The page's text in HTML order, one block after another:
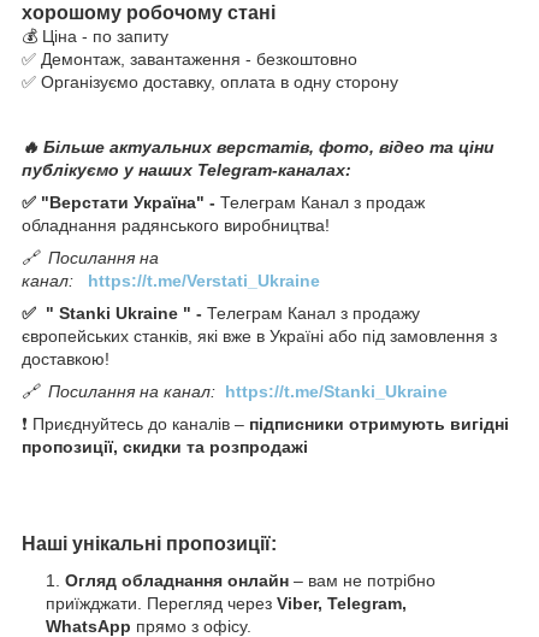
хорошому робочому стані
💰 Ціна - по запиту
✅ Демонтаж, завантаження - безкоштовно
✅ Організуємо доставку, оплата в одну сторону
🔥 Більше актуальних верстатів, фото, відео та ціни
публікуємо у наших Telegram-каналах:
✅ "Верстати Україна" - Телеграм Канал з продаж
обладнання радянського виробництва!
🔗 Посилання на
канал: https://t.me/Verstati_Ukraine
✅ " Stanki Ukraine " - Телеграм Канал з продажу
європейських станків, які вже в Україні або під замовлення з
доставкою!
🔗 Посилання на канал: https://t.me/Stanki_Ukraine
❗ Приєднуйтесь до каналів – підписники отримують вигідні
пропозиції, скидки та розпродажі
Наші унікальні пропозиції:
Огляд обладнання онлайн – вам не потрібно
приїжджати. Перегляд через Viber, Telegram,
WhatsApp прямо з офісу.